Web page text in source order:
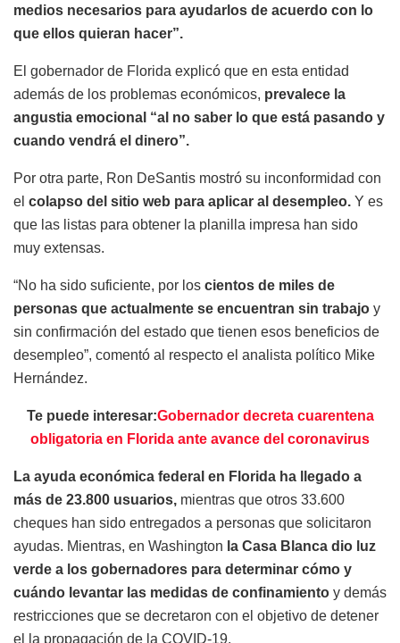
medios necesarios para ayudarlos de acuerdo con lo
que ellos quieran hacer”.
El gobernador de Florida explicó que en esta entidad
además de los problemas económicos, prevalece la
angustia emocional “al no saber lo que está pasando y
cuando vendrá el dinero”.
Por otra parte, Ron DeSantis mostró su inconformidad con
el colapso del sitio web para aplicar al desempleo. Y es
que las listas para obtener la planilla impresa han sido
muy extensas.
“No ha sido suficiente, por los cientos de miles de
personas que actualmente se encuentran sin trabajo y
sin confirmación del estado que tienen esos beneficios de
desempleo”, comentó al respecto el analista político Mike
Hernández.
Te puede interesar:Gobernador decreta cuarentena
obligatoria en Florida ante avance del coronavirus
La ayuda económica federal en Florida ha llegado a
más de 23.800 usuarios, mientras que otros 33.600
cheques han sido entregados a personas que solicitaron
ayudas. Mientras, en Washington la Casa Blanca dio luz
verde a los gobernadores para determinar cómo y
cuándo levantar las medidas de confinamiento y demás
restricciones que se decretaron con el objetivo de detener
el la propagación de la COVID-19.